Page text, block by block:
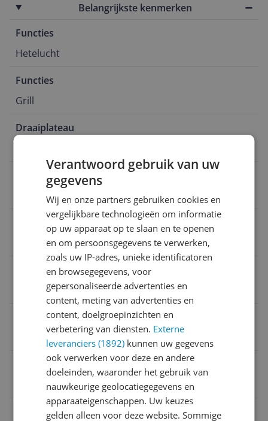
Belangrijkste kenmerken
Functies
Hetelucht
Functies
Grill
Draaiplateau
Inhoud
Nishoogte
Bediening
Mechanisch
Combimagnetron
Inhoud
Type magnetron
Verantwoord gebruik van uw
gegevens
Wij en onze partners gebruiken cookies en
vergelijkbare technologieën om informatie
op uw apparaat op te slaan en te openen
en om persoonsgegevens te verwerken,
zoals uw IP-adres, unieke identificatoren
en browsegegevens, voor
gepersonaliseerde advertenties en
content, meting van advertenties en
content, doelgroepinzichten en
verbetering van diensten. Externe
leveranciers (1892) kunnen uw gegevens
ook verwerken voor deze en andere
doeleinden, waaronder het gebruik van
nauwkeurige geolocatiegegevens en
apparaateigenschappen. Uw keuzes
gelden alleen voor deze website. Sommige